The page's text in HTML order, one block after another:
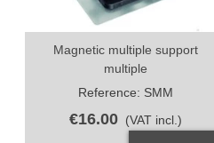
Quick view
Magnetic multiple support
multiple
Reference: SMM
€16.00 (VAT incl.)